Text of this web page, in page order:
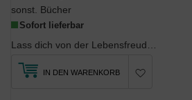
sonst. Bücher
Sofort lieferbar
IN DEN WARENKORB